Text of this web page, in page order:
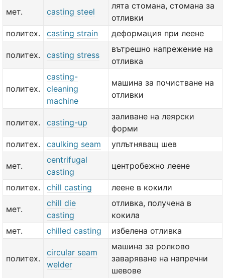
мет. casting steel
лята стомана, стомана за
отливки
политех.
casting strain деформация при леене
политех. casting stress
вътрешно напрежение на
отливка
политех.
casting-
cleaning
machine
машина за почистване на
отливки
политех. casting-up
заливане на леярски
форми
политех.
caulking seam уплътняващ шев
мет.
centrifugal
casting
центробежно леене
политех. chill casting леене в кокили
мет.
chill die
casting
отливка, получена в
кокила
мет.
chilled casting избелена отливка
политех.
circular seam
welder
машина за ролково
заваряване на напречни
шевове